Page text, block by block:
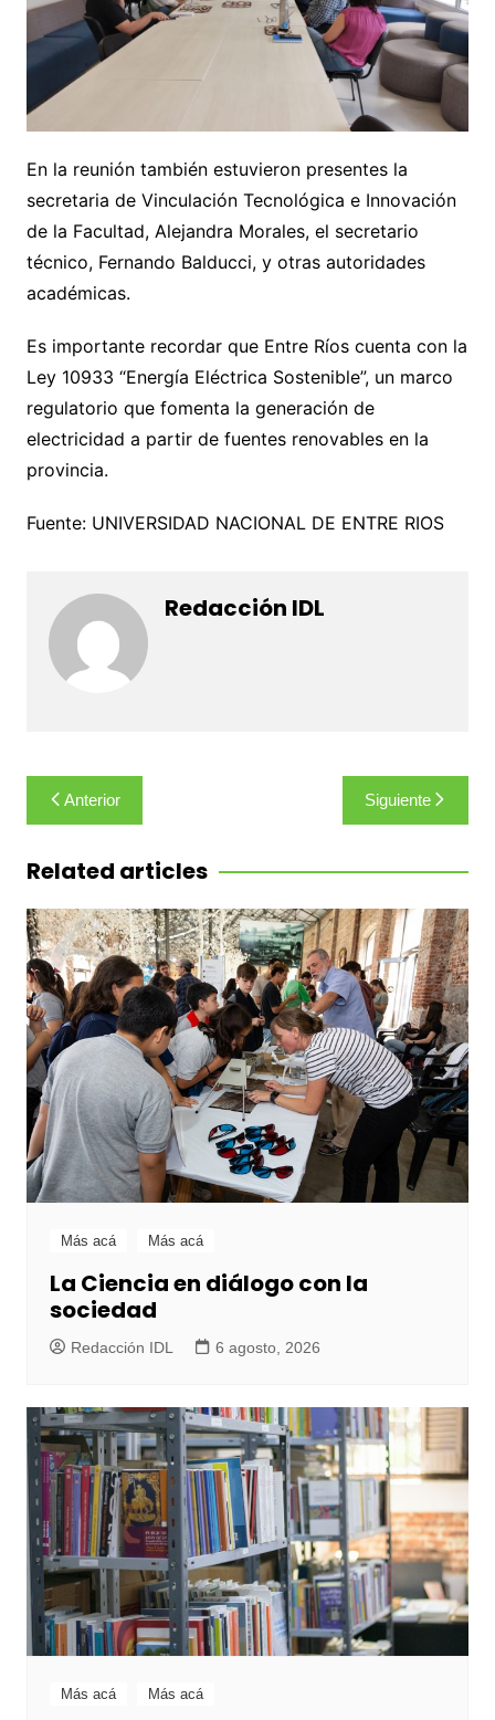
En la reunión también estuvieron presentes la
secretaria de Vinculación Tecnológica e Innovación
de la Facultad, Alejandra Morales, el secretario
técnico, Fernando Balducci, y otras autoridades
académicas.
Es importante recordar que Entre Ríos cuenta con la
Ley 10933 “Energía Eléctrica Sostenible”, un marco
regulatorio que fomenta la generación de
electricidad a partir de fuentes renovables en la
provincia.
Fuente: UNIVERSIDAD NACIONAL DE ENTRE RIOS
Redacción IDL
Navegación
de
entradas
Anterior Siguiente
Related articles
Más acá Más acá
La Ciencia en diálogo con la
sociedad
Redacción IDL 6 agosto, 2026
Más acá Más acá